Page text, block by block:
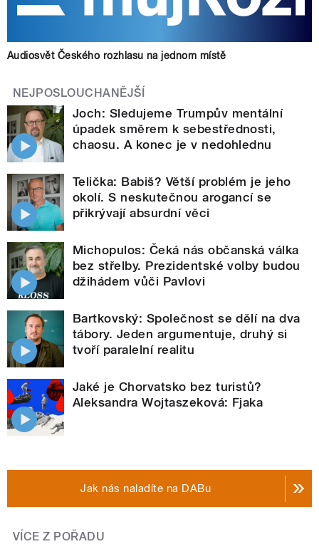
Audiosvět Českého rozhlasu na jednom místě
NEJPOSLOUCHANĚJŠÍ
Joch: Sledujeme Trumpův mentální
úpadek směrem k sebestřednosti,
chaosu. A konec je v nedohlednu
Telička: Babiš? Větší problém je jeho
okolí. S neskutečnou arogancí se
přikrývají absurdní věci
Michopulos: Čeká nás občanská válka
bez střelby. Prezidentské volby budou
džihádem vůči Pavlovi
Bartkovský: Společnost se dělí na dva
tábory. Jeden argumentuje, druhý si
tvoří paralelní realitu
Jaké je Chorvatsko bez turistů?
Aleksandra Wojtaszeková: Fjaka
Jak nás naladíte na DABu
VÍCE Z POŘADU